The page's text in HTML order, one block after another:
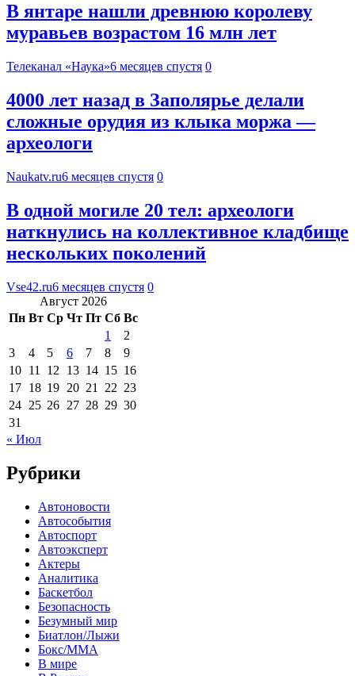
В янтаре нашли древнюю королеву
муравьев возрастом 16 млн лет
Телеканал «Наука»6 месяцев спустя 0
4000 лет назад в Заполярье делали
сложные орудия из клыка моржа —
археологи
Naukatv.ru6 месяцев спустя 0
В одной могиле 20 тел: археологи
наткнулись на коллективное кладбище
нескольких поколений
Vse42.ru6 месяцев спустя 0
Август 2026
Пн Вт Ср Чт Пт Сб Вс
1
2
3
4 5 6 7 8
9
10 11 12 13 14 15 16
17 18 19 20 21 22 23
24 25 26 27 28 29 30
31
« Июл
Рубрики
Автоновости
Автособытия
Автоспорт
Автоэксперт
Актеры
Аналитика
Баскетбол
Безопасность
Безумный мир
Биатлон/Лыжи
Бокс/MMA
В мире